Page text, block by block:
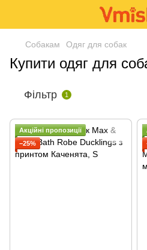
Собакам Одяг для собак
Купити одяг для
Фільтр 1
Акційні пропозиції
−25%